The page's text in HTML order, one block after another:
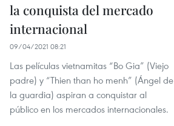
la conquista del mercado
internacional
09/04/2021 08:21
Las películas vietnamitas “Bo Gia” (Viejo
padre) y “Thien than ho menh” (Ángel de
la guardia) aspiran a conquistar al
público en los mercados internacionales.